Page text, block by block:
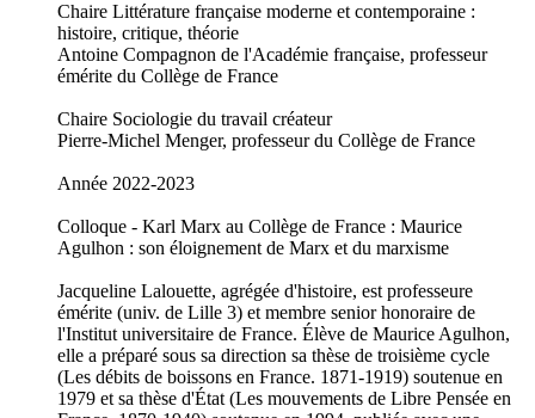
Chaire Littérature française moderne et contemporaine :
histoire, critique, théorie
Antoine Compagnon de l'Académie française, professeur
émérite du Collège de France
Chaire Sociologie du travail créateur
Pierre-Michel Menger, professeur du Collège de France
Année 2022-2023
Colloque - Karl Marx au Collège de France : Maurice
Agulhon : son éloignement de Marx et du marxisme
Jacqueline Lalouette, agrégée d'histoire, est professeure
émérite (univ. de Lille 3) et membre senior honoraire de
l'Institut universitaire de France. Élève de Maurice Agulhon,
elle a préparé sous sa direction sa thèse de troisième cycle
(Les débits de boissons en France. 1871-1919) soutenue en
1979 et sa thèse d'État (Les mouvements de Libre Pensée en